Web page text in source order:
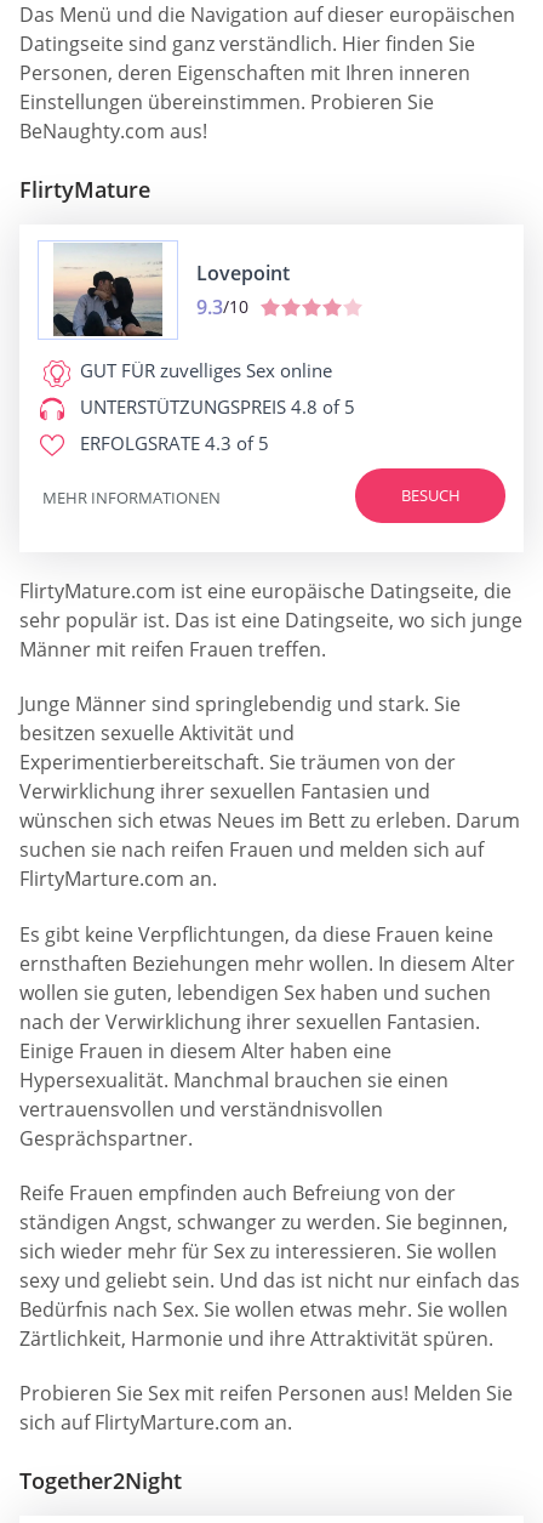
Das Menü und die Navigation auf dieser europäischen
Datingseite sind ganz verständlich. Hier finden Sie
Personen, deren Eigenschaften mit Ihren inneren
Einstellungen übereinstimmen. Probieren Sie
BeNaughty.com aus!
FlirtyMature
Lovepoint
9.3/10
GUT FÜR zuvelliges Sex online
UNTERSTÜTZUNGSPREIS 4.8 of 5
ERFOLGSRATE 4.3 of 5
BESUCH
MEHR INFORMATIONEN
FlirtyMature.com ist eine europäische Datingseite, die
sehr populär ist. Das ist eine Datingseite, wo sich junge
Männer mit reifen Frauen treffen.
Junge Männer sind springlebendig und stark. Sie
besitzen sexuelle Aktivität und
Experimentierbereitschaft. Sie träumen von der
Verwirklichung ihrer sexuellen Fantasien und
wünschen sich etwas Neues im Bett zu erleben. Darum
suchen sie nach reifen Frauen und melden sich auf
FlirtyMarture.com an.
Es gibt keine Verpflichtungen, da diese Frauen keine
ernsthaften Beziehungen mehr wollen. In diesem Alter
wollen sie guten, lebendigen Sex haben und suchen
nach der Verwirklichung ihrer sexuellen Fantasien.
Einige Frauen in diesem Alter haben eine
Hypersexualität. Manchmal brauchen sie einen
vertrauensvollen und verständnisvollen
Gesprächspartner.
Reife Frauen empfinden auch Befreiung von der
ständigen Angst, schwanger zu werden. Sie beginnen,
sich wieder mehr für Sex zu interessieren. Sie wollen
sexy und geliebt sein. Und das ist nicht nur einfach das
Bedürfnis nach Sex. Sie wollen etwas mehr. Sie wollen
Zärtlichkeit, Harmonie und ihre Attraktivität spüren.
Probieren Sie Sex mit reifen Personen aus! Melden Sie
sich auf FlirtyMarture.com an.
Together2Night